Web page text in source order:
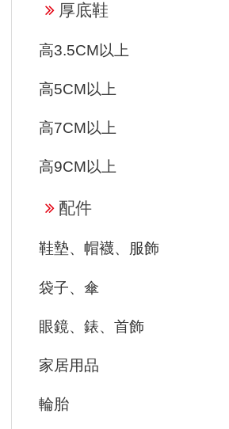
厚底鞋
高3.5CM以上
高5CM以上
高7CM以上
高9CM以上
配件
鞋墊、帽襪、服飾
袋子、傘
眼鏡、錶、首飾
家居用品
輪胎